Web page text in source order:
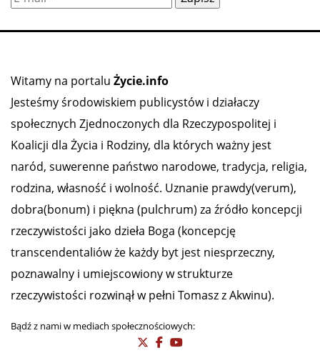
Witamy na portalu Życie.info
Jesteśmy środowiskiem publicystów i działaczy
społecznych Zjednoczonych dla Rzeczypospolitej i
Koalicji dla Życia i Rodziny, dla których ważny jest
naród, suwerenne państwo narodowe, tradycja, religia,
rodzina, własność i wolność. Uznanie prawdy(verum),
dobra(bonum) i piękna (pulchrum) za źródło koncepcji
rzeczywistości jako dzieła Boga (koncepcję
transcendentaliów że każdy byt jest niesprzeczny,
poznawalny i umiejscowiony w strukturze
rzeczywistości rozwinął w pełni Tomasz z Akwinu).
Bądź z nami w mediach społecznościowych: